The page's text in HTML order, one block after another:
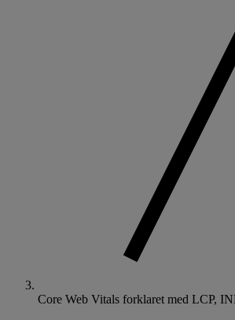
Core Web Vitals forklaret med LCP,